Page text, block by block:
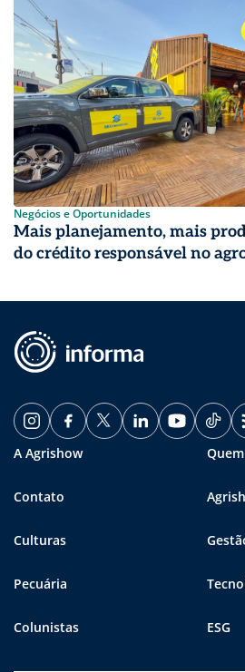
Negócios e Oportunidades
Mais planejamento, mais
do crédito responsável no
A Agrishow
Contato
Culturas
Pecuária
Colunistas ESG